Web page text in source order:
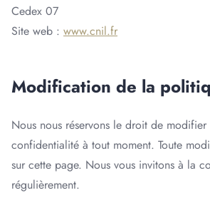
Cedex 07
Site web : www.cnil.fr
Modification de la
Nous nous réservons le droit de
confidentialité à tout moment. Toute
sur cette page. Nous vous invitons à la
régulièrement.